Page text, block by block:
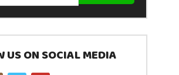
US ON SOCIAL MEDIA